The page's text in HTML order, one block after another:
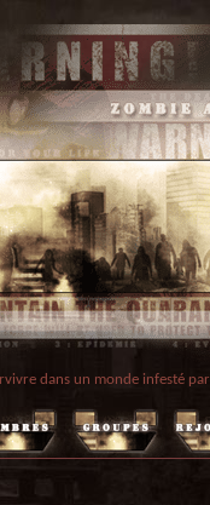
dans un monde infesté